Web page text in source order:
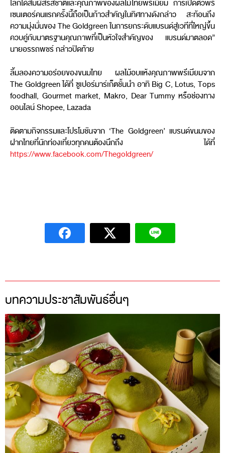
โลกได้สัมผัสรสชาติและคุณภาพของผลไม้ไทยพรีเมียม การเปิดตัวพรี
เซนเตอร์คนแรกครั้งนี้ถือเป็นก้าวสำคัญในทิศทางดังกล่าว สะท้อนถึง
ความมุ่งมั่นของ The Goldgreen ในการยกระดับแบรนด์สู่เวทีที่ใหญ่ขึ้น
ควบคู่กับมาตรฐานคุณภาพที่เป็นหัวใจสำคัญของ แบรนด์มาตลอด”
นายอรรถพชร์ กล่าวปิดท้าย
ลิ้มลองความอร่อยของขนมไทย ผลไม้อบแห้งคุณภาพพรีเมียมจาก
The Goldgreen ได้ที่ ซูเปอร์มาร์เก็ตชั้นนำ อาทิ Big C, Lotus, Tops
foodhall, Gourmet market, Makro, Dear Tummy หรือช่องทาง
ออนไลน์ Shopee, Lazada
ติดตามกิจกรรมและโปรโมชันจาก ‘The Goldgreen’ แบรนด์ขนมของ
ฝากไทยที่นักท่องเที่ยวทุกคนต้องนึกถึง ได้ที่
https://www.facebook.com/Thegoldgreen/
บทความประชาสัมพันธ์อื่นๆ